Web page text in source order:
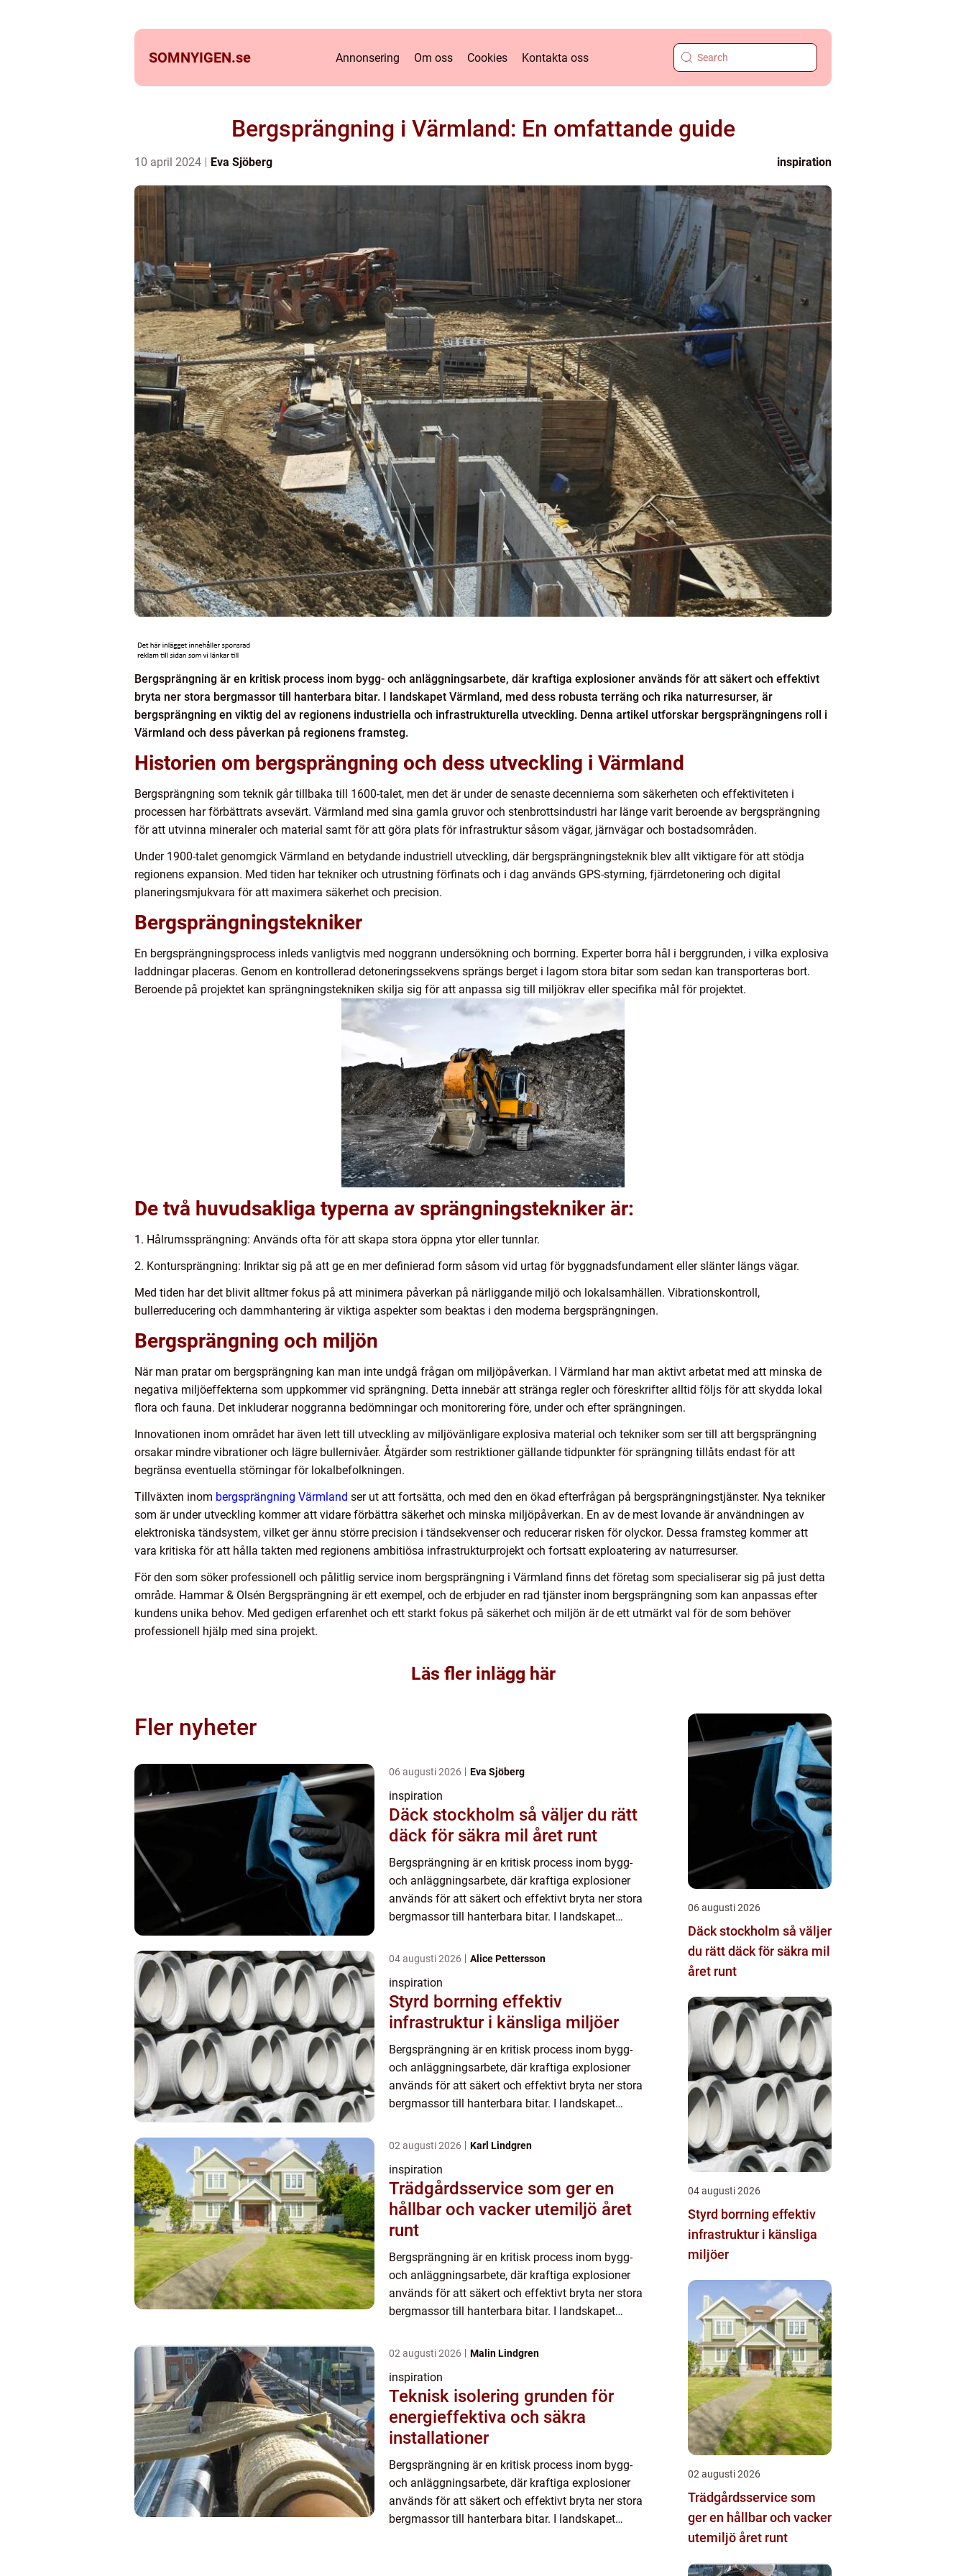
SOMNYIGEN.se Annonsering Om oss Cookies Kontakta oss
Bergsprängning i Värmland: En omfattande guide
10 april 2024 Eva Sjöberg inspiration
Bergsprängning är en kritisk process inom bygg- och anläggningsarbete, där kraftiga explosioner används för att säkert och effektivt
bryta ner stora bergmassor till hanterbara bitar. I landskapet Värmland, med dess robusta terräng och rika naturresurser, är
bergsprängning en viktig del av regionens industriella och infrastrukturella utveckling. Denna artikel utforskar bergsprängningens roll i
Värmland och dess påverkan på regionens framsteg.
Historien om bergsprängning och dess utveckling i Värmland
Bergsprängning som teknik går tillbaka till 1600-talet, men det är under de senaste decennierna som säkerheten och effektiviteten i
processen har förbättrats avsevärt. Värmland med sina gamla gruvor och stenbrottsindustri har länge varit beroende av bergsprängning
för att utvinna mineraler och material samt för att göra plats för infrastruktur såsom vägar, järnvägar och bostadsområden.
Under 1900-talet genomgick Värmland en betydande industriell utveckling, där bergsprängningsteknik blev allt viktigare för att stödja
regionens expansion. Med tiden har tekniker och utrustning förfinats och i dag används GPS-styrning, fjärrdetonering och digital
planeringsmjukvara för att maximera säkerhet och precision.
Bergsprängningstekniker
En bergsprängningsprocess inleds vanligtvis med noggrann undersökning och borrning. Experter borra hål i berggrunden, i vilka explosiva
laddningar placeras. Genom en kontrollerad detoneringssekvens sprängs berget i lagom stora bitar som sedan kan transporteras bort.
Beroende på projektet kan sprängningstekniken skilja sig för att anpassa sig till miljökrav eller specifika mål för projektet.
De två huvudsakliga typerna av sprängningstekniker är:
1. Hålrumssprängning: Används ofta för att skapa stora öppna ytor eller tunnlar.
2. Kontursprängning: Inriktar sig på att ge en mer definierad form såsom vid urtag för byggnadsfundament eller slänter längs vägar.
Med tiden har det blivit alltmer fokus på att minimera påverkan på närliggande miljö och lokalsamhällen. Vibrationskontroll,
bullerreducering och dammhantering är viktiga aspekter som beaktas i den moderna bergsprängningen.
Bergsprängning och miljön
När man pratar om bergsprängning kan man inte undgå frågan om miljöpåverkan. I Värmland har man aktivt arbetat med att minska de
negativa miljöeffekterna som uppkommer vid sprängning. Detta innebär att stränga regler och föreskrifter alltid följs för att skydda lokal
flora och fauna. Det inkluderar noggranna bedömningar och monitorering före, under och efter sprängningen.
Innovationen inom området har även lett till utveckling av miljövänligare explosiva material och tekniker som ser till att bergsprängning
orsakar mindre vibrationer och lägre bullernivåer. Åtgärder som restriktioner gällande tidpunkter för sprängning tillåts endast för att
begränsa eventuella störningar för lokalbefolkningen.
Tillväxten inom bergsprängning Värmland ser ut att fortsätta, och med den en ökad efterfrågan på bergsprängningstjänster. Nya tekniker
som är under utveckling kommer att vidare förbättra säkerhet och minska miljöpåverkan. En av de mest lovande är användningen av
elektroniska tändsystem, vilket ger ännu större precision i tändsekvenser och reducerar risken för olyckor. Dessa framsteg kommer att
vara kritiska för att hålla takten med regionens ambitiösa infrastrukturprojekt och fortsatt exploatering av naturresurser.
För den som söker professionell och pålitlig service inom bergsprängning i Värmland finns det företag som specialiserar sig på just detta
område. Hammar & Olsén Bergsprängning är ett exempel, och de erbjuder en rad tjänster inom bergsprängning som kan anpassas efter
kundens unika behov. Med gedigen erfarenhet och ett starkt fokus på säkerhet och miljön är de ett utmärkt val för de som behöver
professionell hjälp med sina projekt.
Läs fler inlägg här
Fler nyheter
06 augusti 2026 Eva Sjöberg
inspiration
Däck stockholm så väljer du rätt
däck för säkra mil året runt
Bergsprängning är en kritisk process inom bygg-
och anläggningsarbete, där kraftiga explosioner
används för att säkert och effektivt bryta ner stora
bergmassor till hanterbara bitar. I landskapet
04 augusti 2026 Alice Pettersson
inspiration
Styrd borrning effektiv
infrastruktur i känsliga miljöer
Bergsprängning är en kritisk process inom bygg-
och anläggningsarbete, där kraftiga explosioner
används för att säkert och effektivt bryta ner stora
bergmassor till hanterbara bitar. I landskapet
02 augusti 2026 Karl Lindgren
inspiration
Trädgårdsservice som ger en
hållbar och vacker utemiljö året
runt
Bergsprängning är en kritisk process inom bygg-
och anläggningsarbete, där kraftiga explosioner
används för att säkert och effektivt bryta ner stora
bergmassor till hanterbara bitar. I landskapet
02 augusti 2026 Malin Lindgren
inspiration
Teknisk isolering grunden för
energieffektiva och säkra
installationer
Bergsprängning är en kritisk process inom bygg-
och anläggningsarbete, där kraftiga explosioner
används för att säkert och effektivt bryta ner stora
bergmassor till hanterbara bitar. I landskapet
06 augusti 2026
Däck stockholm så väljer
du rätt däck för säkra mil
året runt
04 augusti 2026
Styrd borrning effektiv
infrastruktur i känsliga
miljöer
02 augusti 2026
Trädgårdsservice som
ger en hållbar och vacker
utemiljö året runt